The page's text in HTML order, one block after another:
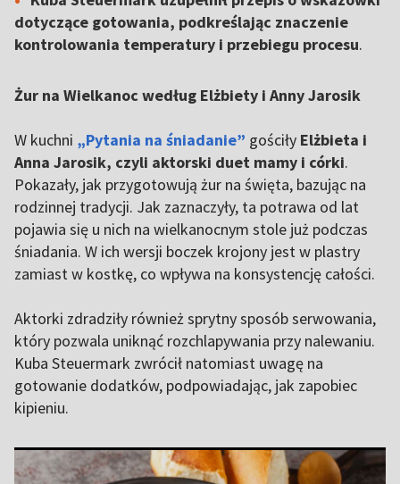
dotyczące gotowania, podkreślając znaczenie
kontrolowania temperatury i przebiegu procesu.
Żur na Wielkanoc według Elżbiety i Anny Jarosik
W kuchni „Pytania na śniadanie” gościły Elżbieta i
Anna Jarosik, czyli aktorski duet mamy i córki.
Pokazały, jak przygotowują żur na święta, bazując na
rodzinnej tradycji. Jak zaznaczyły, ta potrawa od lat
pojawia się u nich na wielkanocnym stole już podczas
śniadania. W ich wersji boczek krojony jest w plastry
zamiast w kostkę, co wpływa na konsystencję całości.
Aktorki zdradziły również sprytny sposób serwowania,
który pozwala uniknąć rozchlapywania przy nalewaniu.
Kuba Steuermark zwrócił natomiast uwagę na
gotowanie dodatków, podpowiadając, jak zapobiec
kipieniu.